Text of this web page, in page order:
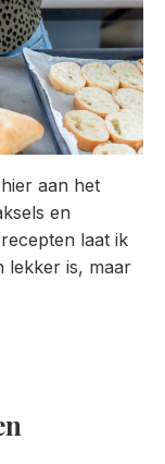
aan het
en
laat ik
lekker is, maar